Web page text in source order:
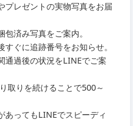
レゼントの実物写真をお届
済み写真をご案内。
ぐに追跡番号をお知らせ。
過後の状況をLINEでご案
取りを続けることで500～
ってもLINEでスピーディ